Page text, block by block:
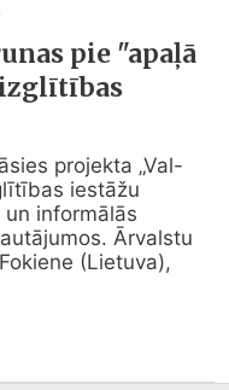
pie "apaļā
projekta „Val-
iestāžu
informālās
Ārvalstu
(Lietuva),